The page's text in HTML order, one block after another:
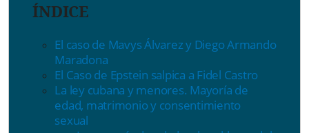
ÍNDICE
El caso de Mavys Álvarez y Diego Armando
Maradona
El Caso de Epstein salpica a Fidel Castro
La ley cubana y menores. Mayoría de
edad, matrimonio y consentimiento
sexual